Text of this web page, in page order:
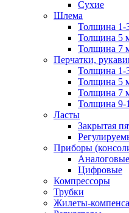
Сухие
Шлема
Толщина 1-
Толщина 5
Толщина 7
Перчатки,
Толщина 1-
Толщина 5
Толщина 7
Толщина 9-
Ласты
Закрытая
Приборы
Аналоговые
Цифровые
Компрессоры
Трубки
Жилеты-